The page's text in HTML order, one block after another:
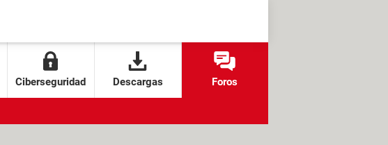
Ciberseguridad Descargas Foros